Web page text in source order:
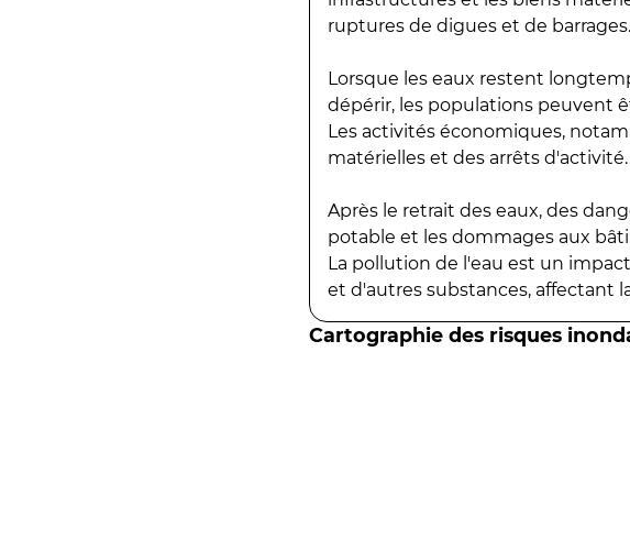
ruptures de digues et de barrages.
Lorsque les eaux restent
dépérir, les populations peuvent
Les activités économiques,
matérielles et des arrêts d'activité.
Après le retrait des eaux, des
potable et les dommages aux
La pollution de l'eau est un
et d'autres substances, affectant
Cartographie des risques